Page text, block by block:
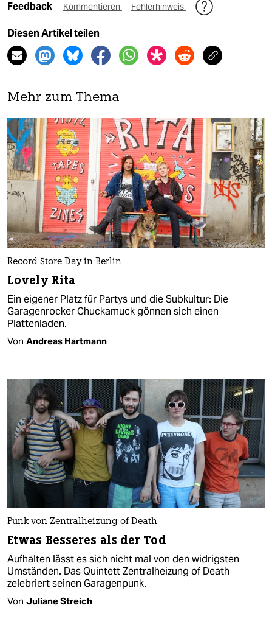
Feedback Kommentieren Fehlerhinweis
Diesen Artikel teilen
Mehr zum Thema
Record Store Day in Berlin
Lovely Rita
Ein eigener Platz für Partys und die Subkultur: Die
Garagenrocker Chuckamuck gönnen sich einen
Plattenladen.
Von Andreas Hartmann
Punk von Zentralheizung of Death
Etwas Besseres als der Tod
Aufhalten lässt es sich nicht mal von den widrigsten
Umständen. Das Quintett Zentralheizung of Death
zelebriert seinen Garagenpunk.
Von Juliane Streich